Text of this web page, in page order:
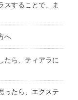
スすることで、ま
へ
たら、ティアラに
ったら、エクステ